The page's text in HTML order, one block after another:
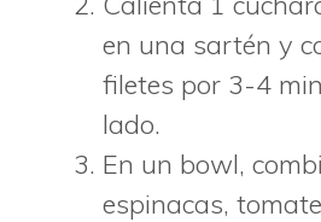
en una sartén y
filetes por 3-4
lado.
En un bowl,
espinacas,